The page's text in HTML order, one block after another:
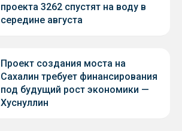
проекта 3262 спустят на воду в
середине августа
Проект создания моста на
Сахалин требует финансирования
под будущий рост экономики —
Хуснуллин